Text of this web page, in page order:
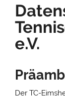
e.V.
Der TC-